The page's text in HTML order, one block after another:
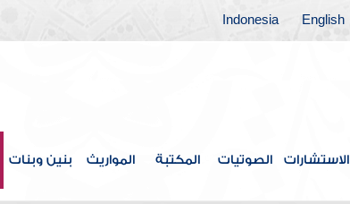
English
Indonesia
الاستشارات الصوتيات المكتبة المواريث بنين وبنات